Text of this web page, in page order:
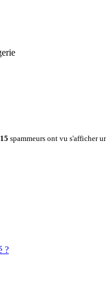
spammeurs ont vu s'afficher
?